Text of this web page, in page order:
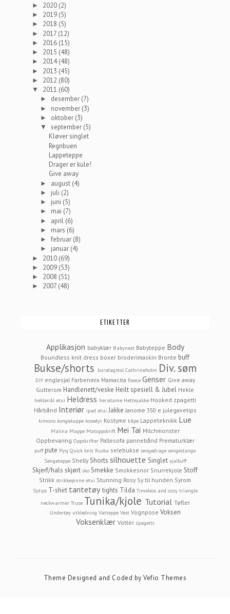
► 2020 (2)
► 2019 (5)
► 2018 (5)
► 2017 (12)
► 2016 (15)
► 2015 (48)
► 2014(48)
► 2013 (45)
► 2012 (80)
▼ 2011 (60)
► desember (7)
► november (3)
► oktober (3)
▼september (5)
Kløver singlet
Regnbuen
Lappeteppe
Drager er kule!
Give away
► august (4)
► juli (2)
► juni (5)
► mai (7)
► april (6)
► mars (6)
►februar (8)
► januar (4)
► 2010 (69)
► 2009 (53)
► 2008 (51)
► 2007 (48)
ETIKETTER
Applikasjon babyklær Babynest Babyteppe Body
Boundless knit dress boxer broderimaskin Bronte buff
Bukse/shorts bursdagstol Cathrineholm Div. søm
DIY englesjal Farbenmix Mamacita fleece Genser Give away
Gutterom Handlenett/veske Heilt spesiell & Jubel Hekle
heklenål etui Heldress herzdame Hettejakke Hooked zpagetti
Hårbånd Interiør ipad etui Jakke Janome 350 e julegavetips
kimono kongekappe kosedyr Kostyme kåpe Lappeteknikk Lue
Malina Mappe Matoppskrift Mei Tai Milchmonster
Oppbevaring Oppskrifter Pallesofa pannebånd Prematurklær
puff pute Pysj Quick knit Ruska selebukse sengedrage sengeslange
Sengeteppe Shelly Shorts silhouette Singlet sjalbuff
Skjerf/hals skjørt sko Smekke Smokkesnor Snurrekjole Stoff
Strikk strikkepinne etui Stunning Rosy Sy til hunden Syrom
Sytips T-shirt tantetøy tights Tilda Timeless and cozy triangle
neckwarmer Truse Tunika/kjole Tutorial Tøfler
Undertøy utkledning Vatteppe Vest Vognpose Voksen
Voksenklær Votter zpagetti
Theme Designed and Coded byVefio Themes